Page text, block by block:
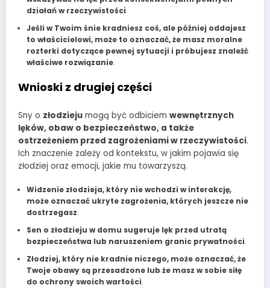
działań w rzeczywistości.
Jeśli w Twoim śnie kradniesz coś, ale później oddajesz
to właścicielowi, może to oznaczać, że masz moralne
rozterki dotyczące pewnej sytuacji i próbujesz znaleźć
właściwe rozwiązanie.
Wnioski z drugiej części
Sny o złodzieju mogą być odbiciem wewnętrznych
lęków, obaw o bezpieczeństwo, a także
ostrzeżeniem przed zagrożeniami w rzeczywistości.
Ich znaczenie zależy od kontekstu, w jakim pojawia się
złodziej oraz emocji, jakie mu towarzyszą.
Widzenie złodzieja, który nie wchodzi w interakcję,
może oznaczać ukryte zagrożenia, których jeszcze nie
dostrzegasz.
Sen o złodzieju w domu sugeruje lęk przed utratą
bezpieczeństwa lub naruszeniem granic prywatności.
Złodziej, który nie kradnie niczego, może oznaczać, że
Twoje obawy są przesadzone lub że masz w sobie siłę
do ochrony swoich wartości.